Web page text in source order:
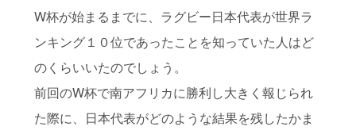
W杯が始まるまでに、ラグビー日本代表が世界ラ
ンキング１０位であったことを知っていた人はど
のくらいいたのでしょう。
前回のW杯で南アフリカに勝利し大きく報じられ
た際に、日本代表がどのような結果を残したかま